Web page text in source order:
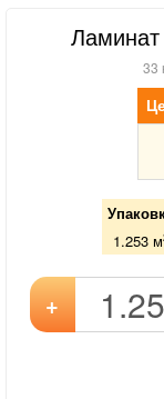
Ламинат
33
1.253 м
+